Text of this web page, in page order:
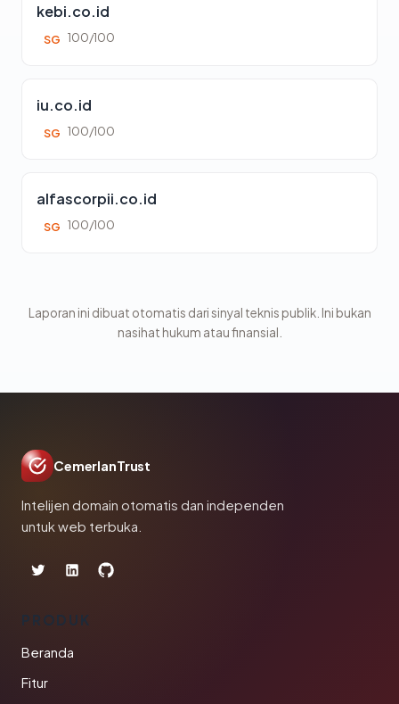
kebi.co.id
SG 100/100
iu.co.id
SG 100/100
alfascorpii.co.id
SG 100/100
Laporan ini dibuat otomatis dari sinyal teknis publik. Ini bukan
nasihat hukum atau finansial.
CemerlanTrust
Intelijen domain otomatis dan independen
untuk web terbuka.
PRODUK
Beranda
Fitur